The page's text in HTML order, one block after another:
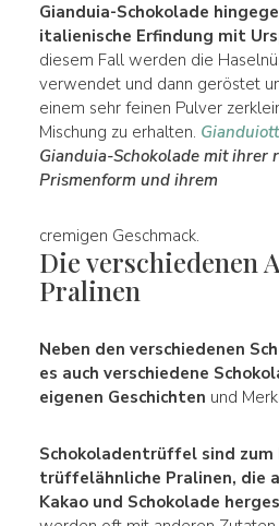
Gianduia-Schokolade
italienische Erfindung mit
diesem Fall werden die
verwendet und dann geröstet
einem sehr feinen Pulver
Mischung zu erhalten.
Gianduia-Schokolade mit ihrer
Prismenform und ihrem
cremigen Geschmack.
Die verschiedenen
Pralinen
Neben den verschiedenen
es auch verschiedene
eigenen Geschichten und
Schokoladentrüffel sind zum
trüffelähnliche Pralinen, die
Kakao und Schokolade